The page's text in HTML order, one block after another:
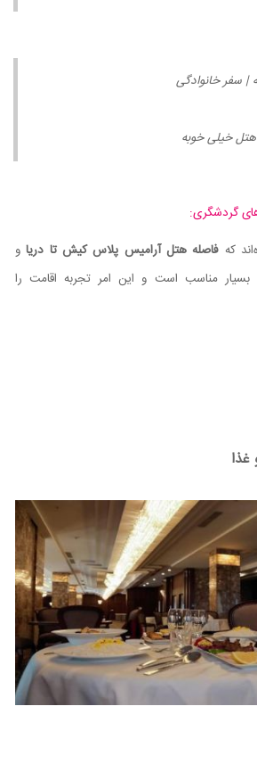
| سفر خانوادگی
خیلی خوبه
گردشگری:
که فاصله هتل آرامیس پلاس کیش تا دریا و
بسیار مناسب است و این امر تجربه اقامت را
غذا